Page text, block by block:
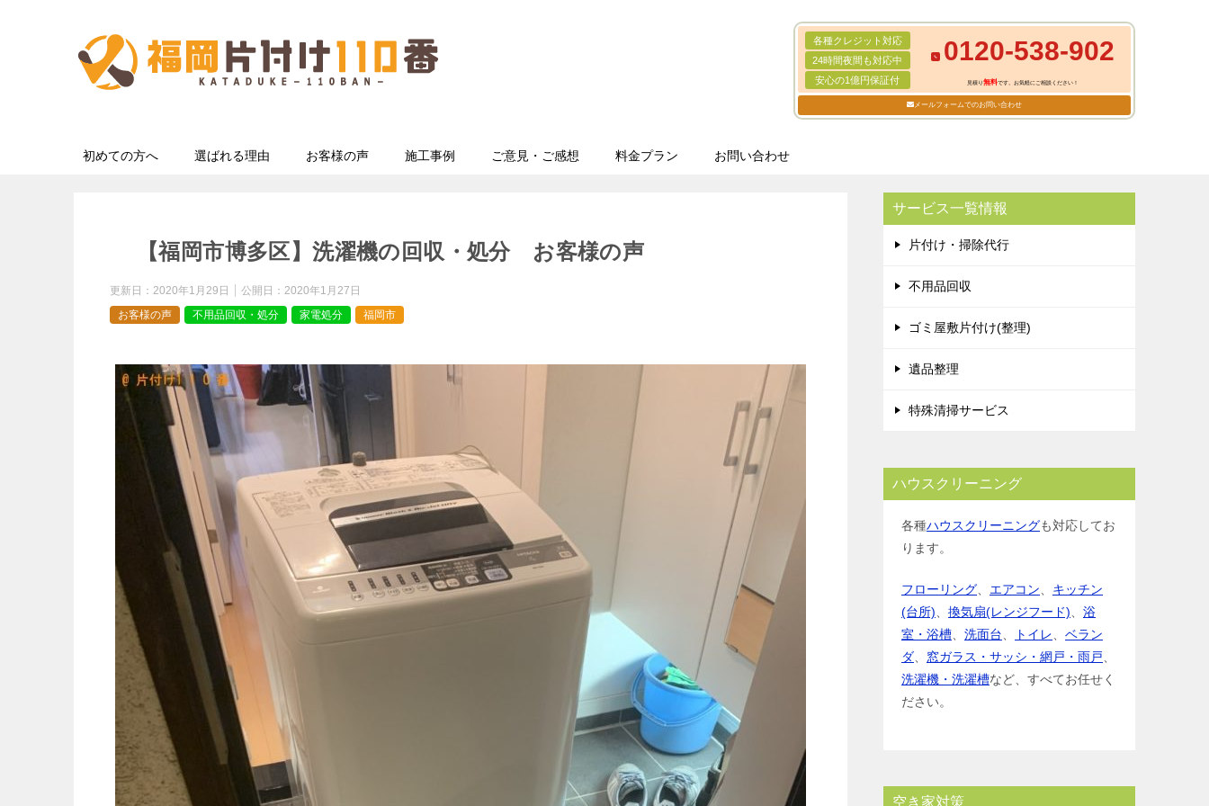
各種クレジット対応
24時間夜間も対応中
安心の1億円保証付
0120-538-902
見積り無料です。お気軽にご相談ください！
メールフォームでのお問い合わせ
初めての方へ 選ばれる理由 お客様の声 施工事例 ご意見・ご感想 料金プラン お問い合わせ
【福岡市博多区】洗濯機の回収・処分 お客様の声
更新日： 2020年1月29日 公開日： 2020年1月27日
お客様の声
不用品回収・処分 家電処分 福岡市
サービス一覧情報
片付け・掃除代行
不用品回収
ゴミ屋敷片付け(整理)
遺品整理
特殊清掃サービス
ハウスクリーニング
各種ハウスクリーニングも対応してお
ります。
フローリング エアコン
キッチン
(台所)
換気扇(レンジフード)
浴
室・浴槽
洗面台 トイレ
ベラン
ダ
窓ガラス・サッシ・網戸・雨戸
洗濯機・洗濯槽など、すべてお任せく
ださい。
空き家対策